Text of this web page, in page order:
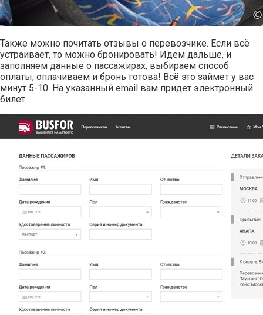
Также можно почитать отзывы о перевозчике. Если всё
устраивает, то можно бронировать! Идем дальше, и
заполняем данные о пассажирах, выбираем способ
оплаты, оплачиваем и бронь готова! Всё это займет у вас
минут 5-10. На указанный email вам придет электронный
билет.